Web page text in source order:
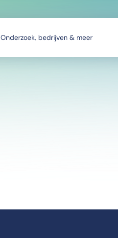
Onderzoek, bedrijven & meer